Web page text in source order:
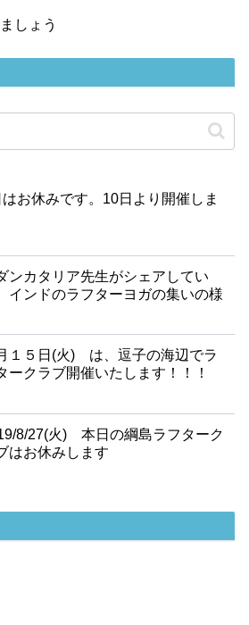
しょう
お休みです。10日より開催しま
ンカタリア先生がシェアしてい
インドのラフターヨガの集いの様
１５日(火) は、逗子の海辺でラ
ークラブ開催いたします！！！
8/27(火) 本日の綱島ラフターク
はお休みします